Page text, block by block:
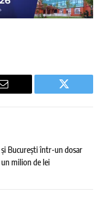
Email Twitter
București într-un dosar
un milion de lei